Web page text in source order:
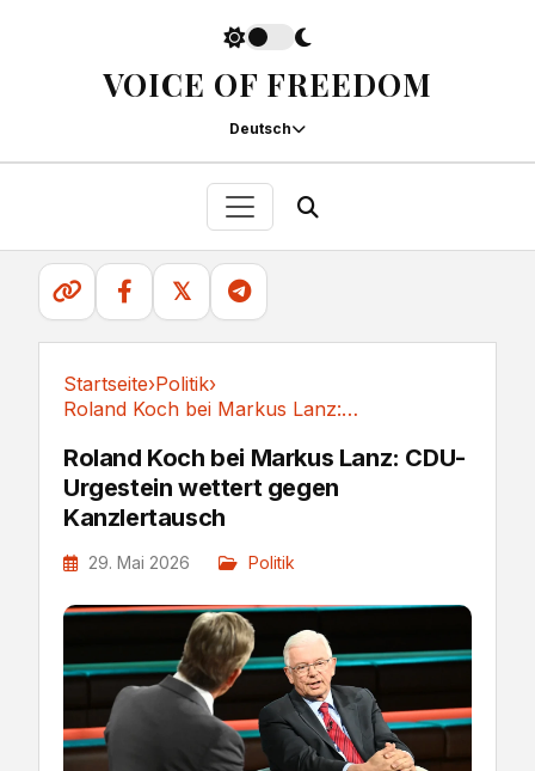
VOICE OF FREEDOM
Deutsch
𝕏
Startseite›Politik›
Roland Koch bei Markus Lanz: CDU-Urgestein...
Roland Koch bei Markus Lanz: CDU-
Urgestein wettert gegen
Kanzlertausch
29. Mai 2026 Politik